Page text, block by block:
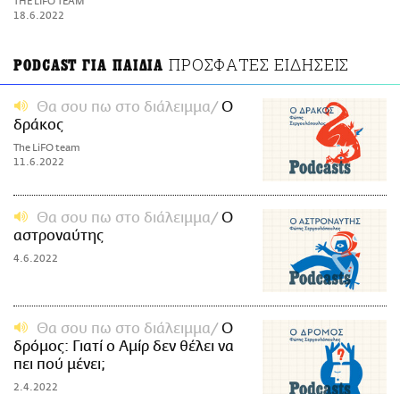
ΑΜΠΑ
18.6.2022
PODCAST ΓΙΑ ΠΑΙΔΙΑ ΠΡΟΣΦΑΤΕΣ ΕΙΔΗΣΕΙΣ
Θα σου πω στο διάλειμμα
Ο
δράκος
The LiFO team
11.6.2022
Θα σου πω στο διάλειμμα
Ο
αστροναύτης
4.6.2022
Θα σου πω στο διάλειμμα
Ο
δρόμος: Γιατί ο Αμίρ δεν θέλει να
πει πού μένει;
2.4.2022